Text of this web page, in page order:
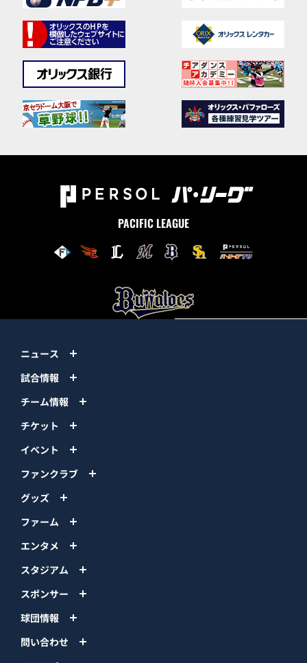
PACIFIC LEAGUE
ニュース
試合情報
チーム情報
チケット
イベント
ファンクラブ
グッズ
ファーム
エンタメ
スタジアム
スポンサー
球団情報
問い合わせ